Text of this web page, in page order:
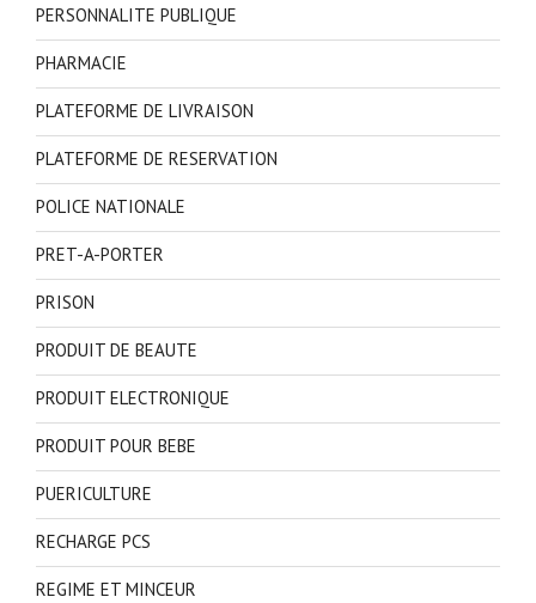
PERSONNALITE PUBLIQUE
PHARMACIE
PLATEFORME DE LIVRAISON
PLATEFORME DE RESERVATION
POLICE NATIONALE
PRET-A-PORTER
PRISON
PRODUIT DE BEAUTE
PRODUIT ELECTRONIQUE
PRODUIT POUR BEBE
PUERICULTURE
RECHARGE PCS
REGIME ET MINCEUR